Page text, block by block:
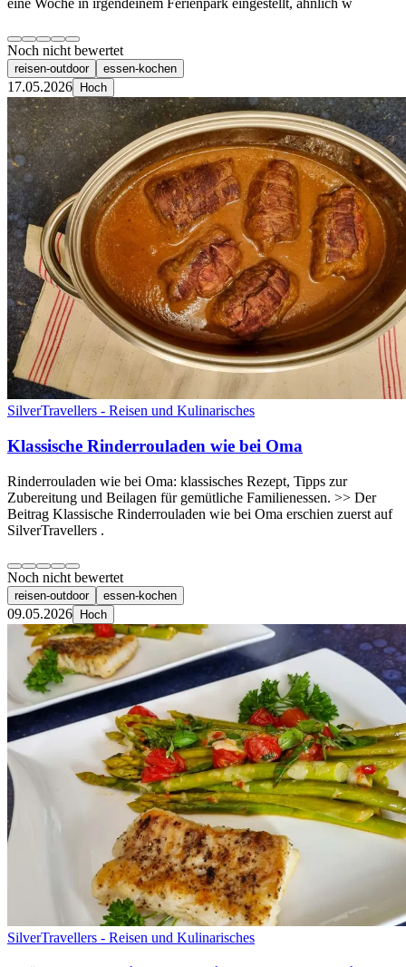
eine Woche in irgendeinem Ferienpark eingestellt, ähnlich w
Noch nicht bewertet
reisen-outdoor essen-kochen
17.05.2026 Hoch
SilverTravellers - Reisen und Kulinarisches
Klassische Rinderrouladen wie bei Oma
Rinderrouladen wie bei Oma: klassisches Rezept, Tipps zur
Zubereitung und Beilagen für gemütliche Familienessen. >> Der
Beitrag Klassische Rinderrouladen wie bei Oma erschien zuerst auf
SilverTravellers .
Noch nicht bewertet
reisen-outdoor essen-kochen
09.05.2026 Hoch
SilverTravellers - Reisen und Kulinarisches